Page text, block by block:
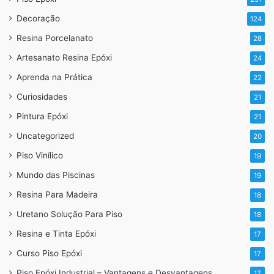
Decoração 124
Resina Porcelanato 28
Artesanato Resina Epóxi 24
Aprenda na Prática 22
Curiosidades 21
Pintura Epóxi 21
Uncategorized 20
Piso Vinílico 19
Mundo das Piscinas 19
Resina Para Madeira 18
Uretano Solução Para Piso 18
Resina e Tinta Epóxi 17
Curso Piso Epóxi 17